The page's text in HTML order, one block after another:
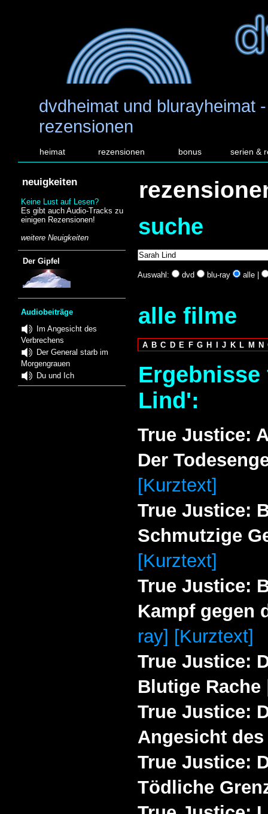
dvdheimat und blurayheimat
rezensionen
heimat rezensionen bonus serien &
neuigkeiten
Keine Lust auf Lesen?
Es gibt auch Audio-Tracks zu
einigen Rezensionen!
weitere Neuigkeiten
Der Gipfel
Audiobeiträge
Im Angesicht des
Verbrechens
Der General starb im
Morgengrauen
Du und Ich
suche
Auswahl: dvd blu-ray alle |
alle filme
A B C D E F G H I J K L M N
Lind':
True Justice:
Der
[Kurztext]
True Justice:
Schmutzige
[Kurztext]
True Justice:
Kampf gegen
ray] [Kurztext]
True Justice:
Blutige Rache
True Justice:
Angesicht
True Justice:
Tödliche